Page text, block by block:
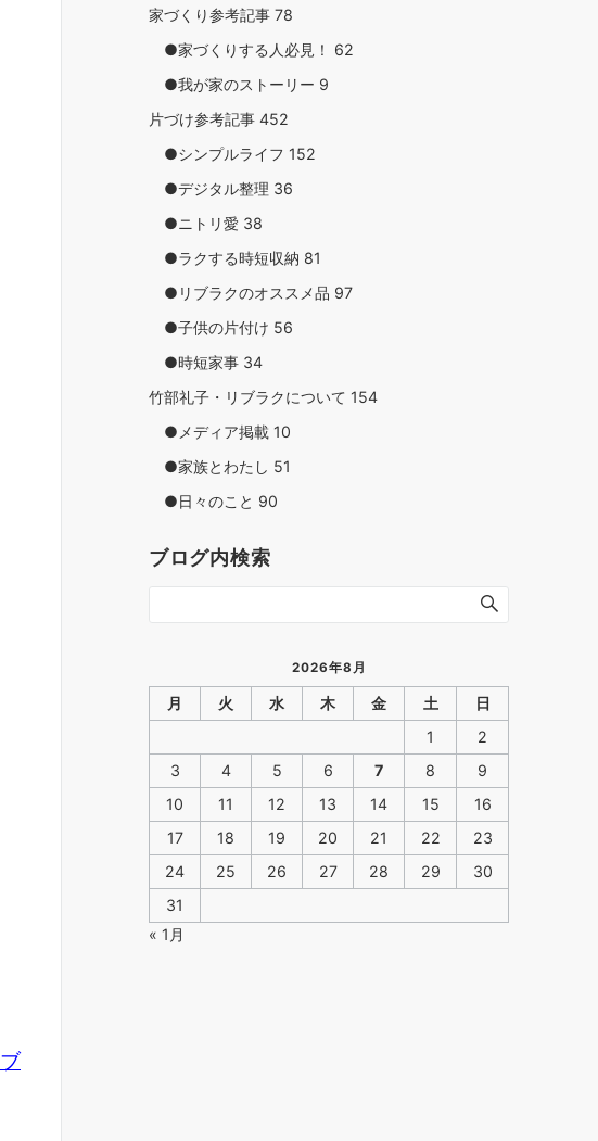
ブ
家づくり参考記事 78
●家づくりする人必見！ 62
●我が家のストーリー 9
片づけ参考記事 452
●シンプルライフ 152
●デジタル整理 36
●ニトリ愛 38
●ラクする時短収納 81
●リブラクのオススメ品 97
●子供の片付け 56
●時短家事 34
竹部礼子・リブラクについて 154
●メディア掲載 10
●家族とわたし 51
●日々のこと 90
ブログ内検索
2026年8月
月 火 水 木 金 土
日
1
2
3
4 5 6 7 8
9
10
11 12 13 14 15
16
17
18 19 20 21 22
23
24
25 26 27 28 29
30
31
« 1月